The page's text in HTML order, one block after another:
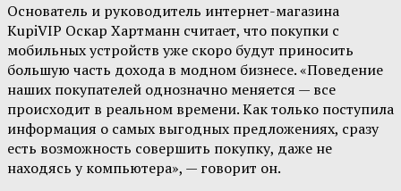
Основатель и руководитель интернет-магазина
KupiVIP Оскар Хартманн считает, что покупки с
мобильных устройств уже скоро будут приносить
большую часть дохода в модном бизнесе. «Поведение
наших покупателей однозначно меняется — все
происходит в реальном времени. Как только поступила
информация о самых выгодных предложениях, сразу
есть возможность совершить покупку, даже не
находясь у компьютера», — говорит он.